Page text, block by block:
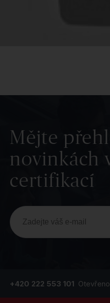
Mějte
novinkách
certifikací
+420 222 553 101